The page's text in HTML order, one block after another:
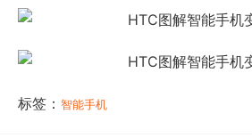
标签： 智能手机